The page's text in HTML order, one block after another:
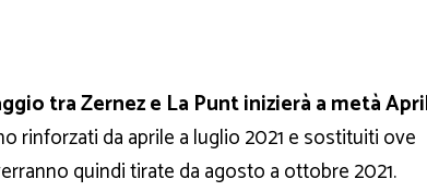
tra Zernez e La Punt inizierà a metà
rinforzati da aprile a luglio 2021 e sostituiti ove
quindi tirate da agosto a ottobre 2021.